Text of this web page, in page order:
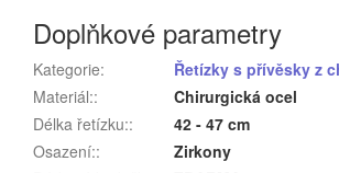
Doplňkové parametry
Kategorie:
Řetízky s přívěsky z
Materiál::
Chirurgická ocel
Délka řetízku::
42 - 47 cm
Osazení::
Zirkony